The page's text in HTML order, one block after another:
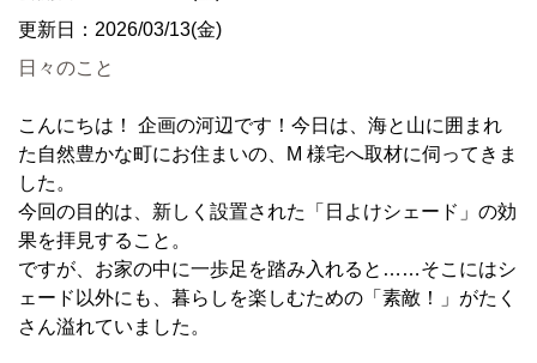
更新日：2026/03/13(金)
日々のこと
こんにちは！ 企画の河辺です！今日は、海と山に囲まれ
た自然豊かな町にお住まいの、M 様宅へ取材に伺ってきま
した。
今回の目的は、新しく設置された「日よけシェード」の効
果を拝見すること。
ですが、お家の中に一歩足を踏み入れると……そこにはシ
ェード以外にも、暮らしを楽しむための「素敵！」がたく
さん溢れていました。